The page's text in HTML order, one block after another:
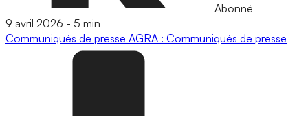
Abonné
9 avril 2026 - 5 min
Communiqués de presse AGRA : Communiqués de presse